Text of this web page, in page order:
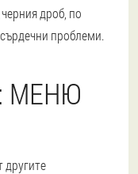
дроб, по
проблеми.
МЕНЮ
другите